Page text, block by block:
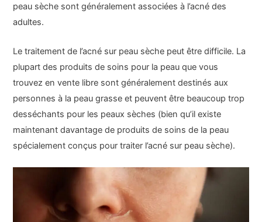
peau sèche sont généralement associées à l’acné des
adultes.
Le traitement de l’acné sur peau sèche peut être difficile. La
plupart des produits de soins pour la peau que vous
trouvez en vente libre sont généralement destinés aux
personnes à la peau grasse et peuvent être beaucoup trop
desséchants pour les peaux sèches (bien qu’il existe
maintenant davantage de produits de soins de la peau
spécialement conçus pour traiter l’acné sur peau sèche).